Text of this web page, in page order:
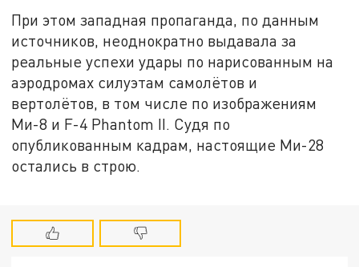
При этом западная пропаганда, по данным
источников, неоднократно выдавала за
реальные успехи удары по нарисованным на
аэродромах силуэтам самолётов и
вертолётов, в том числе по изображениям
Ми-8 и F-4 Phantom II. Судя по
опубликованным кадрам, настоящие Ми-28
остались в строю.